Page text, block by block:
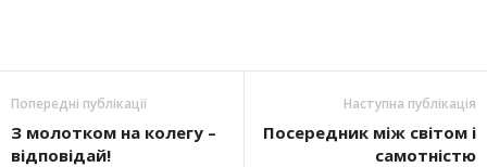
Попередні публікації
З молотком на колегу –
відповідай!
Наступна публікація
Посередник між світом і
самотністю